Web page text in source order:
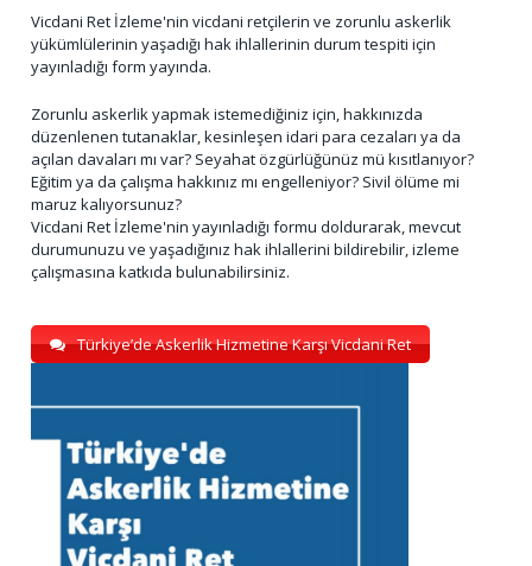
Vicdani Ret İzleme'nin vicdani retçilerin ve zorunlu askerlik
yükümlülerinin yaşadığı hak ihlallerinin durum tespiti için
yayınladığı form yayında.
Zorunlu askerlik yapmak istemediğiniz için, hakkınızda
düzenlenen tutanaklar, kesinleşen idari para cezaları ya da
açılan davaları mı var? Seyahat özgürlüğünüz mü kısıtlanıyor?
Eğitim ya da çalışma hakkınız mı engelleniyor? Sivil ölüme mi
maruz kalıyorsunuz?
Vicdani Ret İzleme'nin yayınladığı formu doldurarak, mevcut
durumunuzu ve yaşadığınız hak ihlallerini bildirebilir, izleme
çalışmasına katkıda bulunabilirsiniz.
Türkiye’de Askerlik Hizmetine Karşı Vicdani Ret